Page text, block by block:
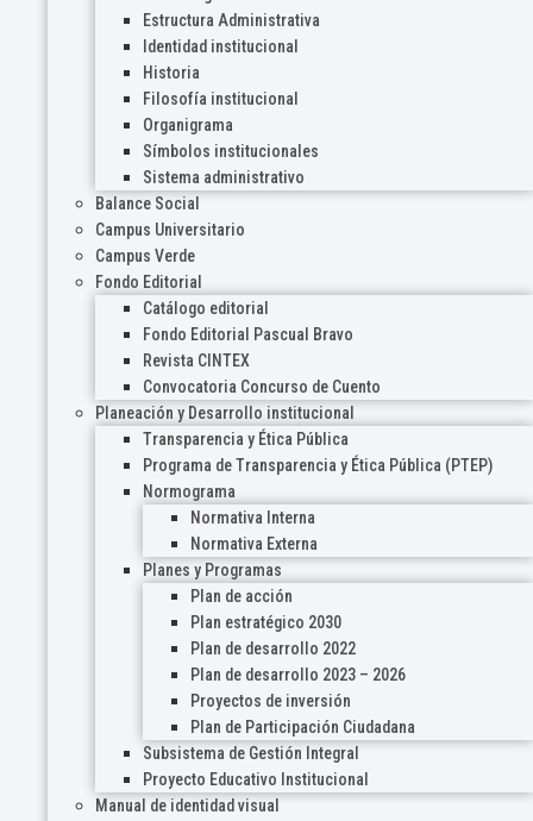
Estructura Administrativa
Identidad institucional
Historia
Filosofía institucional
Organigrama
Símbolos institucionales
Sistema administrativo
Balance Social
Campus Universitario
Campus Verde
Fondo Editorial
Catálogo editorial
Fondo Editorial Pascual Bravo
Revista CINTEX
Convocatoria Concurso de Cuento
Planeación y Desarrollo institucional
Transparencia y Ética Pública
Programa de Transparencia y Ética Pública (PTEP)
Normograma
Normativa Interna
Normativa Externa
Planes y Programas
Plan de acción
Plan estratégico 2030
Plan de desarrollo 2022
Plan de desarrollo 2023 – 2026
Proyectos de inversión
Plan de Participación Ciudadana
Subsistema de Gestión Integral
Proyecto Educativo Institucional
Manual de identidad visual